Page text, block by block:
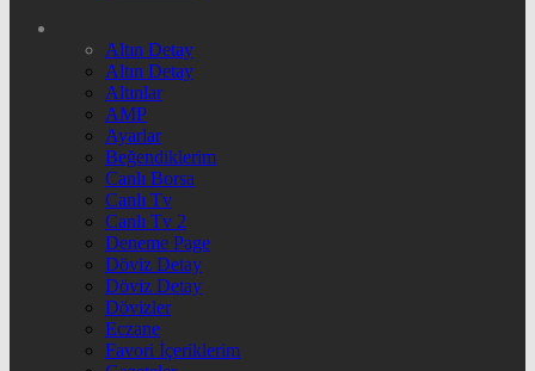
Altın Detay
Altın Detay
Altınlar
AMP
Ayarlar
Beğendiklerim
Canlı Borsa
Canlı Tv
Canlı Tv 2
Deneme Page
Döviz Detay
Döviz Detay
Dövizler
Eczane
Favori İçeriklerim